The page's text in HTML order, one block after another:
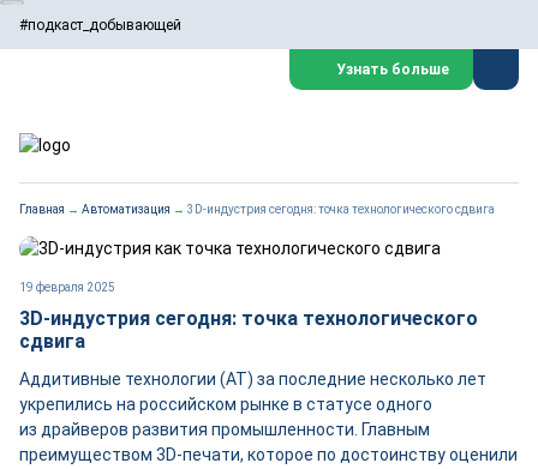
#подкаст_добывающей
Узнать больше
Главная → Автоматизация → 3D-индустрия сегодня: точка технологического сдвига
19 февраля 2025
3D-индустрия сегодня: точка технологического
сдвига
Аддитивные технологии (АТ) за последние несколько лет
укрепились на российском рынке в статусе одного
из драйверов развития промышленности. Главным
преимуществом 3D-печати, которое по достоинству оценили